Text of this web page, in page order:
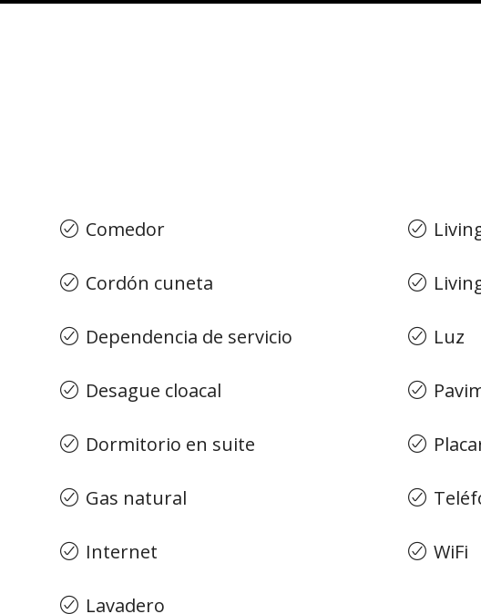
Comedor
Cordón cuneta
Dependencia de servicio
Desague cloacal
Dormitorio en suite
Gas natural
Internet
Lavadero
Luz
WiFi